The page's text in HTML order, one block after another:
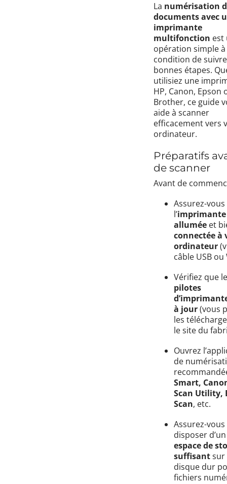
La numérisation
documents avec
imprimante
multifonction est
opération simple à
condition de
bonnes étapes.
utilisiez une
HP, Canon, Epson
Brother, ce guide
aide à scanner
efficacement vers
ordinateur.
Préparatifs
de scanner
Avant de
Assurez-
l’imprimante
allumée et
connectée à
ordinateur
câble USB ou
Vérifiez que
pilotes
à jour(vous
les
le site du
Ouvrez
de
Smart,
Scan Utility,
Scan, etc.
Assurez-vous
disposer d’un
espace de
suffisantsur
disque dur
fichiers